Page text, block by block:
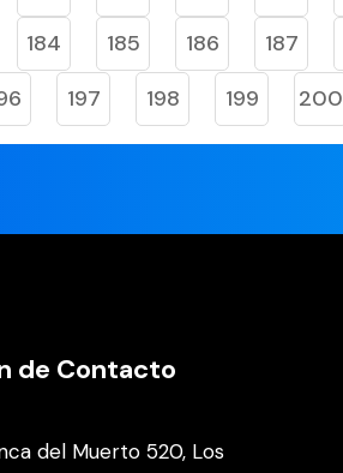
184 185 186 187
197 198 199 200
de Contacto
del Muerto 520, Los